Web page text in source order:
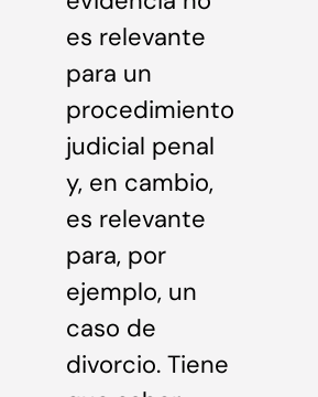
es relevante
para un
procedimiento
judicial penal
y, en cambio,
es relevante
para, por
ejemplo, un
caso de
divorcio. Tiene